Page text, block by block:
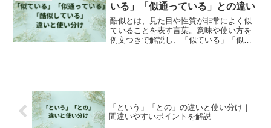
いる」「似通っている」との違い
酷似とは、見た目や性質が非常によく似
ていることを表す言葉。意味や使い方を
例文つきで解説し、「似ている」「似通
「という」「との」の違いと使い分け｜
間違いやすいポイントを解説